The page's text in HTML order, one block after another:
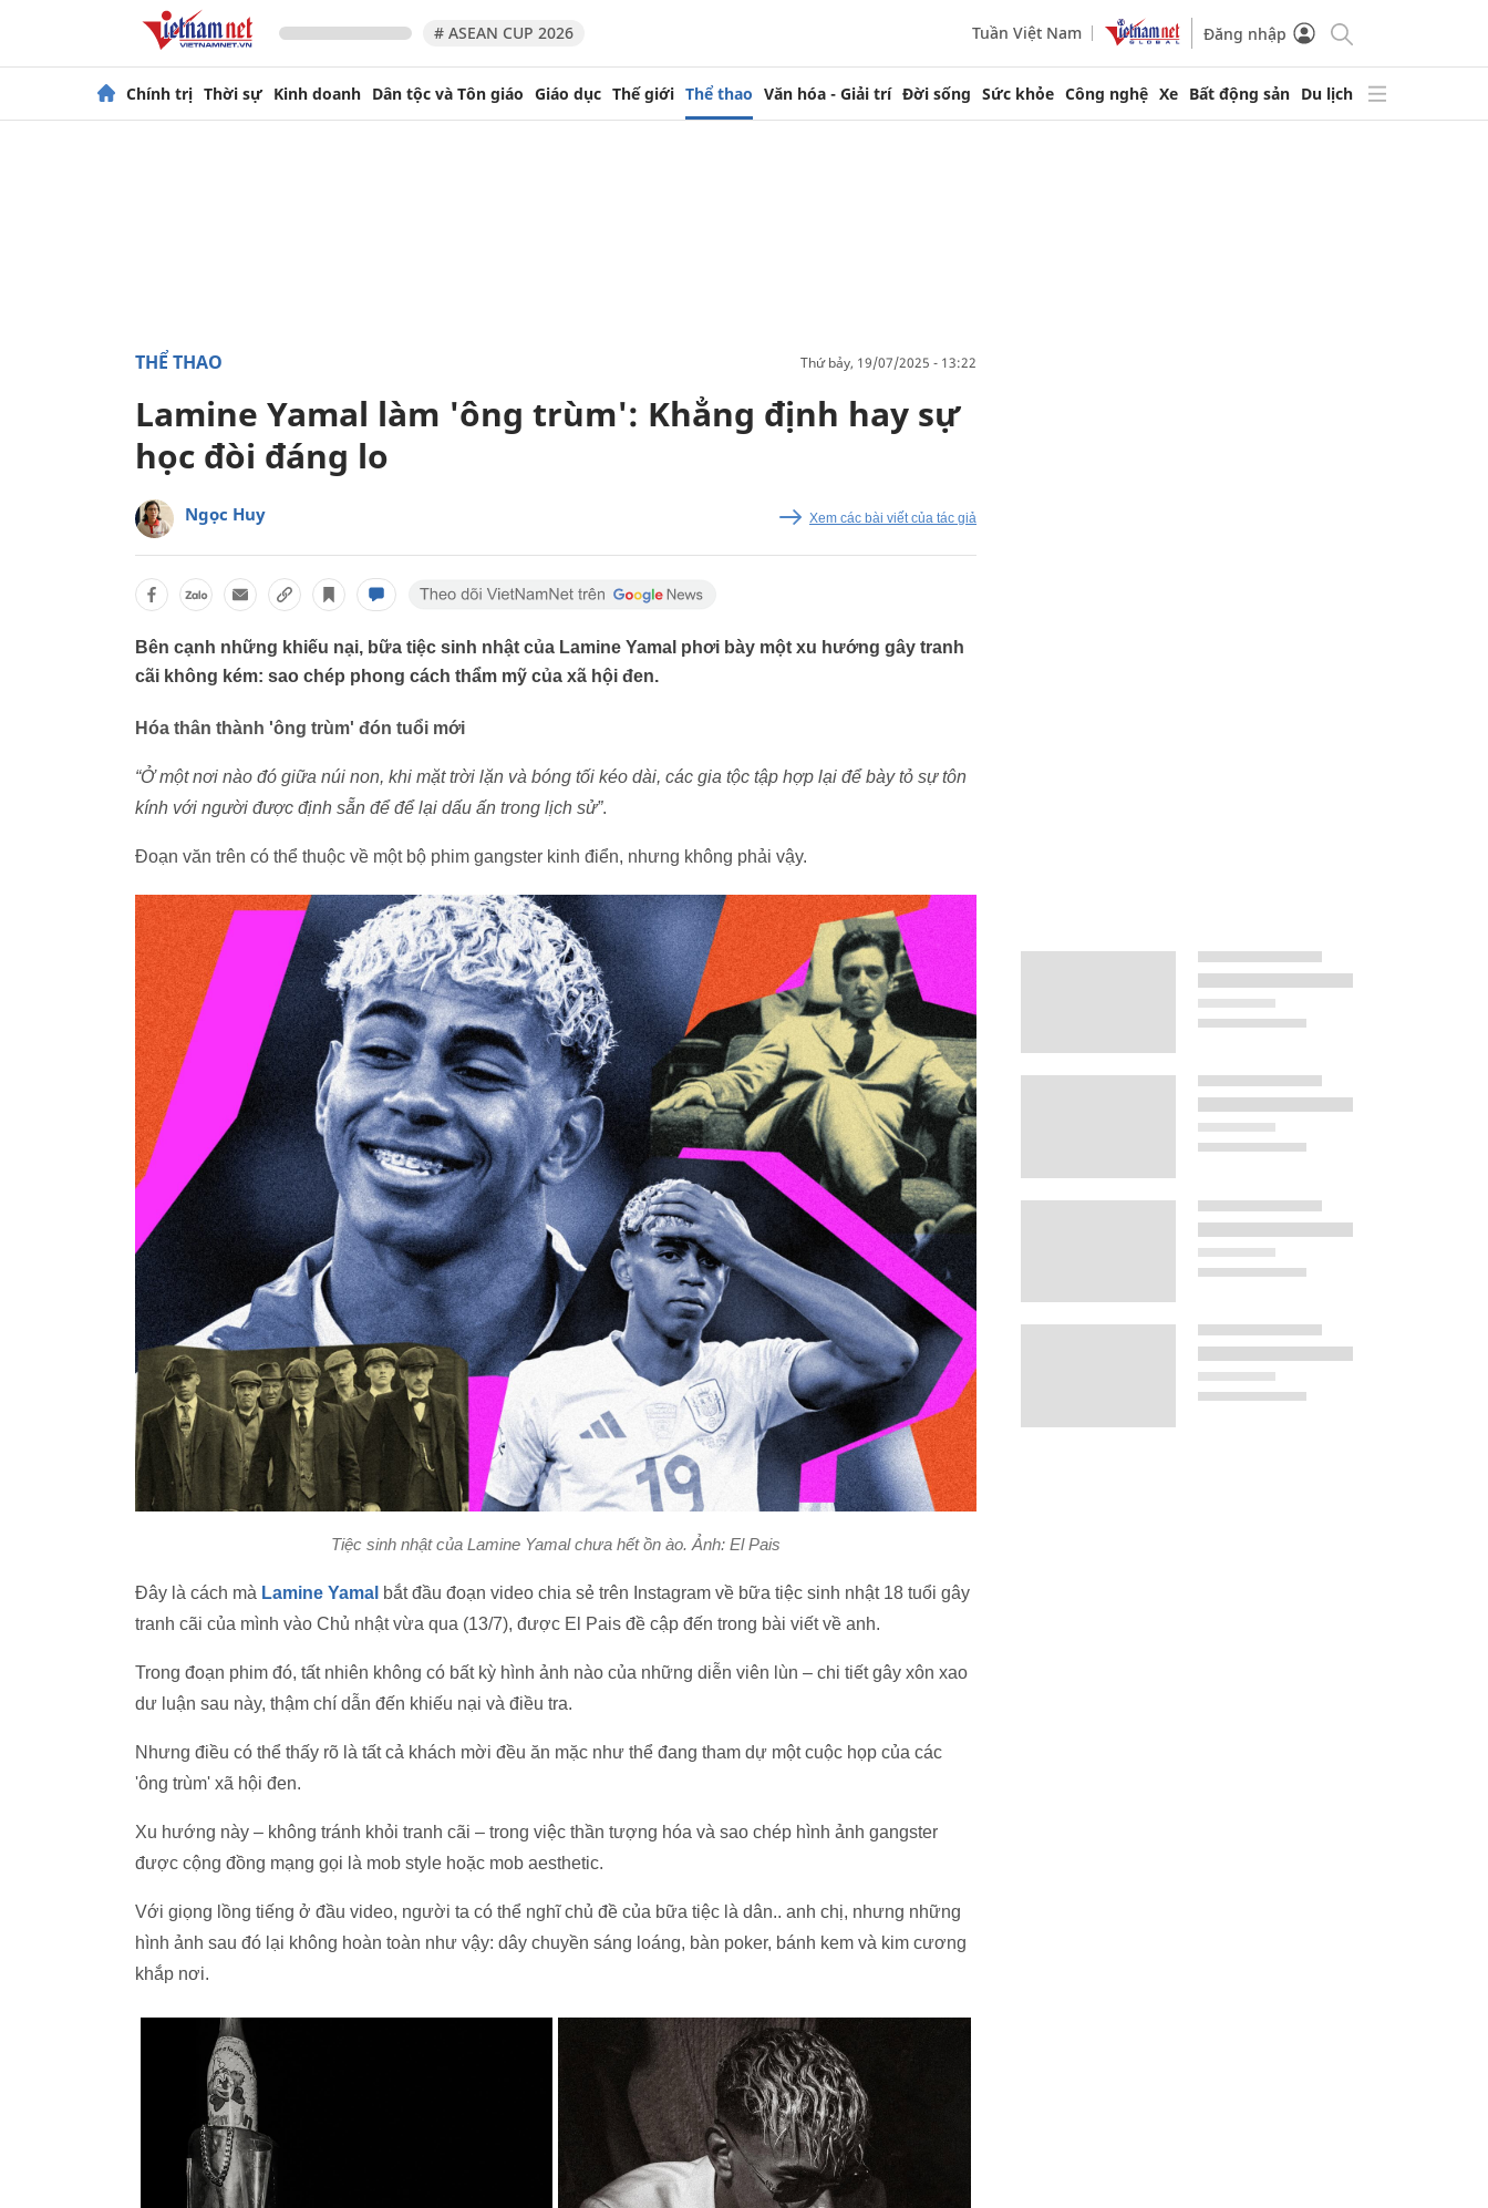
# ASEAN CUP 2026 Tuần Việt Nam Đăng nhập
Chính trị Thời sự Kinh doanh Dân tộc và Tôn giáo Giáo dục Thế giới Thể thao Văn hóa - Giải trí Đời sống Sức khỏe Công nghệ Xe Bất động sản Du lịch
THỂ THAO thứ bảy, 19/07/2025 - 13:22
Lamine Yamal làm 'ông trùm': Khẳng định hay sự
học đòi đáng lo
Ngọc Huy Xem các bài viết của tác giả
Bên cạnh những khiếu nại, bữa tiệc sinh nhật của Lamine Yamal phơi bày một xu hướng gây tranh
cãi không kém: sao chép phong cách thẩm mỹ của xã hội đen.
Hóa thân thành 'ông trùm' đón tuổi mới
“Ở một nơi nào đó giữa núi non, khi mặt trời lặn và bóng tối kéo dài, các gia tộc tập hợp lại để bày tỏ sự tôn
kính với người được định sẵn để để lại dấu ấn trong lịch sử”.
Đoạn văn trên có thể thuộc về một bộ phim gangster kinh điển, nhưng không phải vậy.
Tiệc sinh nhật của Lamine Yamal chưa hết ồn ào. Ảnh: El Pais
Đây là cách mà Lamine Yamal bắt đầu đoạn video chia sẻ trên Instagram về bữa tiệc sinh nhật 18 tuổi gây
tranh cãi của mình vào Chủ nhật vừa qua (13/7), được El Pais đề cập đến trong bài viết về anh.
Trong đoạn phim đó, tất nhiên không có bất kỳ hình ảnh nào của những diễn viên lùn – chi tiết gây xôn xao
dư luận sau này, thậm chí dẫn đến khiếu nại và điều tra.
Nhưng điều có thể thấy rõ là tất cả khách mời đều ăn mặc như thể đang tham dự một cuộc họp của các
'ông trùm' xã hội đen.
Xu hướng này – không tránh khỏi tranh cãi – trong việc thần tượng hóa và sao chép hình ảnh gangster
được cộng đồng mạng gọi là mob style hoặc mob aesthetic.
Với giọng lồng tiếng ở đầu video, người ta có thể nghĩ chủ đề của bữa tiệc là dân.. anh chị, nhưng những
hình ảnh sau đó lại không hoàn toàn như vậy: dây chuyền sáng loáng, bàn poker, bánh kem và kim cương
khắp nơi.